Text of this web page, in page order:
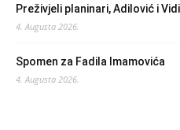
Preživjeli planinari, Adilović i
4. Augusta 2026.
Spomen za Fadila Imamovića
4. Augusta 2026.